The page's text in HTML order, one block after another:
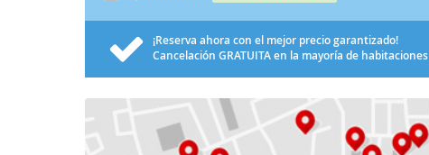
¡Reserva ahora con el mejor precio garantizado!
Cancelación GRATUITAen la mayoría de habitaciones